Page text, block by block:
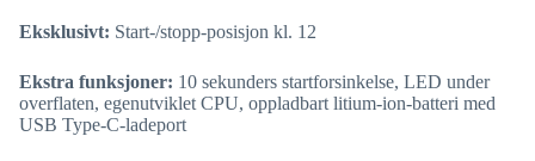
Eksklusivt: Start-/stopp-posisjon kl. 12
Ekstra funksjoner: 10 sekunders startforsinkelse, LED under
overflaten, egenutviklet CPU, oppladbart litium-ion-batteri med
USB Type-C-ladeport